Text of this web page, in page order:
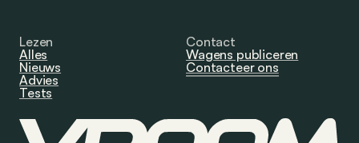
Lezen
Alles
Nieuws
Advies
Tests
Contact
Wagens publiceren
Contacteer ons